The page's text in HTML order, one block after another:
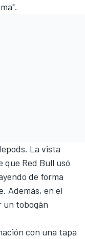
La vista
Red Bull usó
de forma
Además, en el
un tobogán
con una tapa